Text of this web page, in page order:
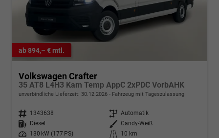
ab 894,– € mtl.
Volkswagen Crafter
35 AT8 L4H3 Kam Temp AppC 2xPDC VorbAHK
unverbindliche Lieferzeit: 30.12.2026 Fahrzeug mit Tageszulassung
Fahrzeugnr. 1343638 Getriebe Automatik
Kraftstoff
Diesel Außenfarbe Candy-Weiß
Leistung
130 kW (177 PS) Kilometerstand
10 km